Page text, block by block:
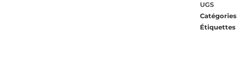
UGS
Catégories
Étiquettes